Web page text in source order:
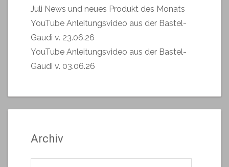
Juli News und neues Produkt des Monats
YouTube Anleitungsvideo aus der Bastel-
Gaudi v. 23.06.26
YouTube Anleitungsvideo aus der Bastel-
Gaudi v. 03.06.26
Archiv